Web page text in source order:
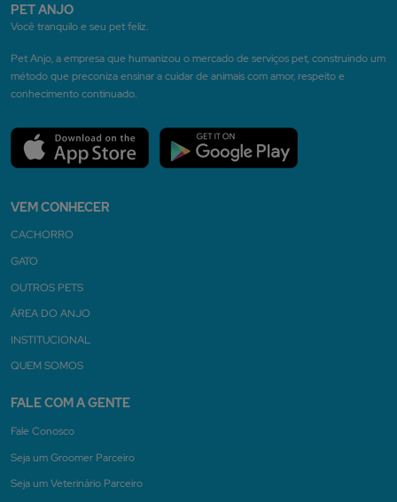
PET ANJO
Você tranquilo e seu pet feliz.
Pet Anjo, a empresa que humanizou o mercado de serviços pet, construindo um
método que preconiza ensinar a cuidar de animais com amor, respeito e
conhecimento continuado.
VEM CONHECER
CACHORRO
GATO
OUTROS PETS
ÁREA DO ANJO
INSTITUCIONAL
QUEM SOMOS
FALE COM A GENTE
Fale Conosco
Seja um Groomer Parceiro
Seja um Veterinário Parceiro